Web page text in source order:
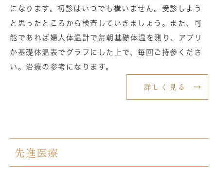
になります。初診はいつでも構いません。受診しよう
と思ったところから検査していきましょう。また、可
能であれば婦人体温計で毎朝基礎体温を測り、アプリ
か基礎体温表でグラフにした上で、毎回ご持参くださ
い。治療の参考になります。
詳しく見る
先進医療